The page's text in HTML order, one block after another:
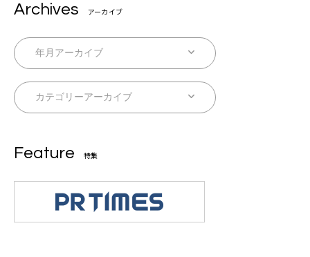
Archives アーカイブ
Feature 特集